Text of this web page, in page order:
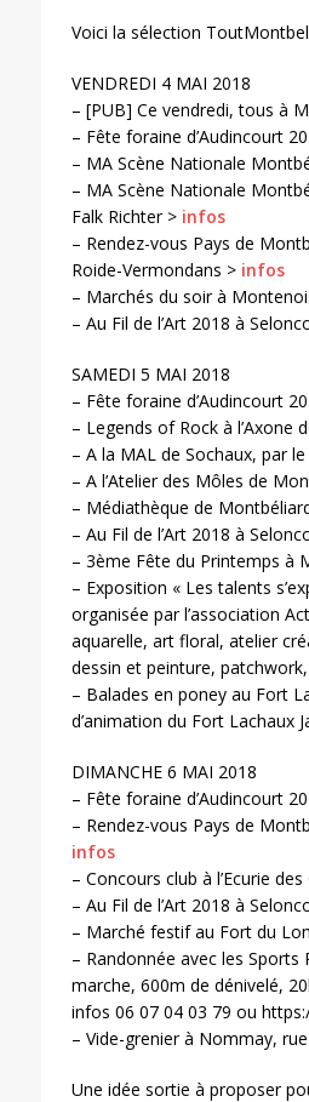
Voici la sélection
VENDREDI 4 MAI 2018
– [PUB] Ce vendredi, tous à
– Fête foraine d’Audincourt
– MA Scène Nationale
– MA Scène Nationale
Falk Richter > infos
– Rendez-vous Pays de
Roide-Vermondans > infos
– Marchés du soir à
– Au Fil de l’Art 2018 à
SAMEDI 5 MAI 2018
– Fête foraine d’Audincourt
– Legends of Rock à l’Axone
– A la MAL de Sochaux, par
– A l’Atelier des Môles de
– Médiathèque de
– Au Fil de l’Art 2018 à
– 3ème Fête du Printemps à
– Exposition « Les talents
organisée par l’association
aquarelle, art floral, atelier
dessin et peinture,
– Balades en poney au Fort
d’animation du Fort Lachaux
DIMANCHE 6 MAI 2018
– Fête foraine d’Audincourt
– Rendez-vous Pays de
infos
– Concours club à l’Ecurie
– Au Fil de l’Art 2018 à
– Marché festif au Fort du
– Randonnée avec les
marche, 600m de dénivelé,
infos 06 07 04 03 79 ou
– Vide-grenier à Nommay,
Une idée sortie à proposer